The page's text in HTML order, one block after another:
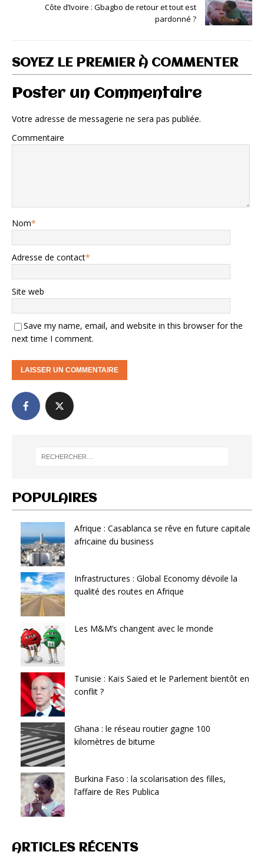
Côte d’Ivoire : Gbagbo de retour et tout est
pardonné ?
SOYEZ LE PREMIER À COMMENTER
Poster un Commentaire
Votre adresse de messagerie ne sera pas publiée.
Commentaire
Nom*
Adresse de contact*
Site web
Save my name, email, and website in this browser for the
next time I comment.
POPULAIRES
Afrique : Casablanca se rêve en future capitale
africaine du business
Infrastructures : Global Economy dévoile la
qualité des routes en Afrique
Les M&M’s changent avec le monde
Tunisie : Kaïs Saied et le Parlement bientôt en
conflit ?
Ghana : le réseau routier gagne 100
kilomètres de bitume
Burkina Faso : la scolarisation des filles,
l’affaire de Res Publica
ARTICLES RÉCENTS